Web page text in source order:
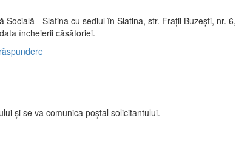
Socială - Slatina cu sediul în Slatina, str. Fraţii Buzeşti, nr. 6,
încheierii căsătoriei.
și se va comunica poștal solicitantului.